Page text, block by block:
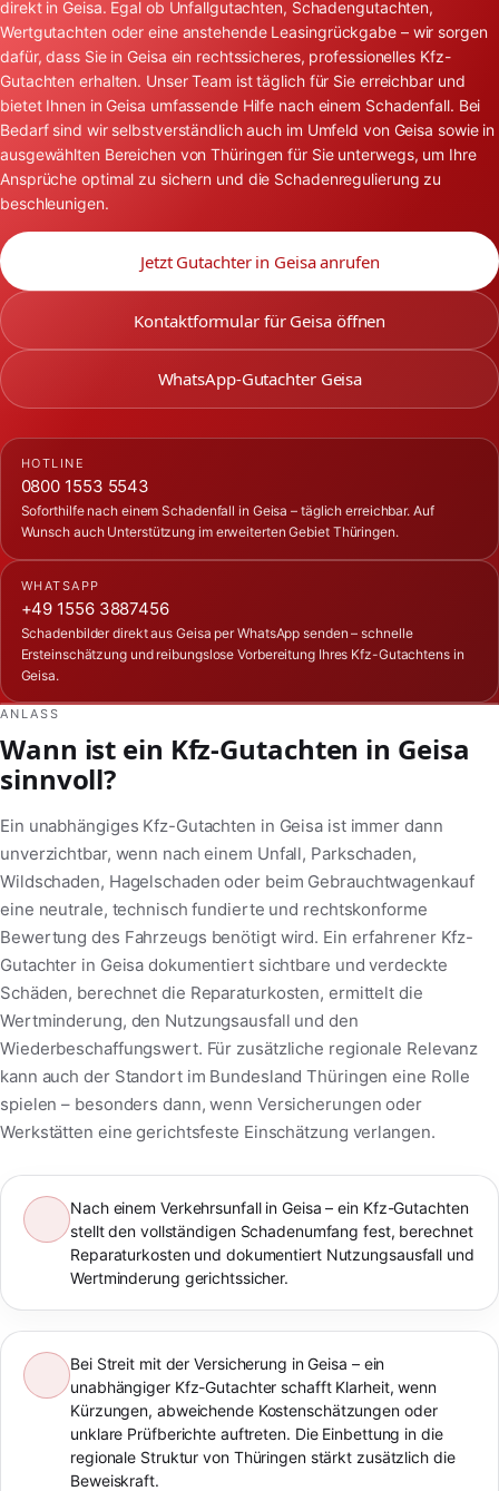
direkt in Geisa. Egal ob Unfallgutachten, Schadengutachten,
Wertgutachten oder eine anstehende Leasingrückgabe – wir sorgen
dafür, dass Sie in Geisa ein rechtssicheres, professionelles Kfz-
Gutachten erhalten. Unser Team ist täglich für Sie erreichbar und
bietet Ihnen in Geisa umfassende Hilfe nach einem Schadenfall. Bei
Bedarf sind wir selbstverständlich auch im Umfeld von Geisa sowie in
ausgewählten Bereichen von Thüringen für Sie unterwegs, um Ihre
Ansprüche optimal zu sichern und die Schadenregulierung zu
beschleunigen.
Jetzt Gutachter in Geisa anrufen
Kontaktformular für Geisa öffnen
WhatsApp-Gutachter Geisa
HOTLINE
0800 1553 5543
Soforthilfe nach einem Schadenfall in Geisa – täglich erreichbar. Auf
Wunsch auch Unterstützung im erweiterten Gebiet Thüringen.
WHATSAPP
+49 1556 3887456
Schadenbilder direkt aus Geisa per WhatsApp senden – schnelle
Ersteinschätzung und reibungslose Vorbereitung Ihres Kfz-Gutachtens in
Geisa.
ANLASS
Wann ist ein Kfz-Gutachten in Geisa
sinnvoll?
Ein unabhängiges Kfz-Gutachten in Geisa ist immer dann
unverzichtbar, wenn nach einem Unfall, Parkschaden,
Wildschaden, Hagelschaden oder beim Gebrauchtwagenkauf
eine neutrale, technisch fundierte und rechtskonforme
Bewertung des Fahrzeugs benötigt wird. Ein erfahrener Kfz-
Gutachter in Geisa dokumentiert sichtbare und verdeckte
Schäden, berechnet die Reparaturkosten, ermittelt die
Wertminderung, den Nutzungsausfall und den
Wiederbeschaffungswert. Für zusätzliche regionale Relevanz
kann auch der Standort im Bundesland Thüringen eine Rolle
spielen – besonders dann, wenn Versicherungen oder
Werkstätten eine gerichtsfeste Einschätzung verlangen.
Nach einem Verkehrsunfall in Geisa – ein Kfz-Gutachten
stellt den vollständigen Schadenumfang fest, berechnet
Reparaturkosten und dokumentiert Nutzungsausfall und
Wertminderung gerichtssicher.
Bei Streit mit der Versicherung in Geisa – ein
unabhängiger Kfz-Gutachter schafft Klarheit, wenn
Kürzungen, abweichende Kostenschätzungen oder
unklare Prüfberichte auftreten. Die Einbettung in die
regionale Struktur von Thüringen stärkt zusätzlich die
Beweiskraft.